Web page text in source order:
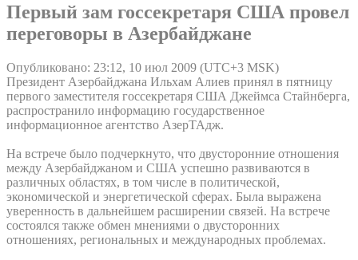
Первый зам госсекретаря США провел
переговоры в Азербайджане
Опубликовано: 23:12, 10 июл 2009 (UTC+3 MSK)
Президент Азербайджана Ильхам Алиев принял в пятницу
первого заместителя госсекретаря США Джеймса Стайнберга,
распространило информацию государственное
информационное агентство АзерТАдж.
На встрече было подчеркнуто, что двусторонние отношения
между Азербайджаном и США успешно развиваются в
различных областях, в том числе в политической,
экономической и энергетической сферах. Была выражена
уверенность в дальнейшем расширении связей. На встрече
состоялся также обмен мнениями о двусторонних
отношениях, региональных и международных проблемах.